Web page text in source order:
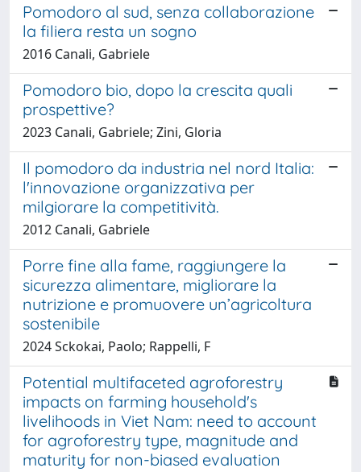
Pomodoro al sud, senza collaborazione
la filiera resta un sogno
2016 Canali, Gabriele
Pomodoro bio, dopo la crescita quali
prospettive?
2023 Canali, Gabriele; Zini, Gloria
Il pomodoro da industria nel nord Italia:
l'innovazione organizzativa per
milgiorare la competitività.
2012 Canali, Gabriele
Porre fine alla fame, raggiungere la
sicurezza alimentare, migliorare la
nutrizione e promuovere un’agricoltura
sostenibile
2024 Sckokai, Paolo; Rappelli, F
Potential multifaceted agroforestry
impacts on farming household's
livelihoods in Viet Nam: need to account
for agroforestry type, magnitude and
maturity for non-biased evaluation